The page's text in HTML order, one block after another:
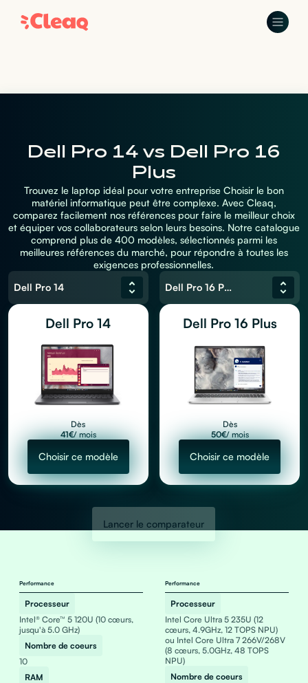
Dell Pro 14 vs Dell Pro 16
Plus
Trouvez le laptop idéal pour votre entreprise Choisir le bon
matériel informatique peut être complexe. Avec Cleaq,
comparez facilement nos références pour faire le meilleur choix
et équiper vos collaborateurs selon leurs besoins. Notre catalogue
comprend plus de 400 modèles, sélectionnés parmi les
meilleures références du marché, pour répondre à toutes les
exigences professionnelles.
Dell Pro 14
Dell Pro 14
Dès
41€/ mois
Choisir ce modèle
Lancer le comparateur
Dell Pro 16 Plus
Dell Pro 16 Plus
Dès
50€/ mois
Choisir ce modèle
Performance
Processeur
Intel® Core™ 5 120U (10 cœurs,
jusqu'à 5.0 GHz)
Nombre de coeurs
10
RAM
Performance
Processeur
Intel Core Ultra 5 235U (12
cœurs, 4.9GHz, 12 TOPS NPU)
ou Intel Core Ultra 7 266V/268V
(8 cœurs, 5.0GHz, 48 TOPS
NPU)
Nombre de coeurs